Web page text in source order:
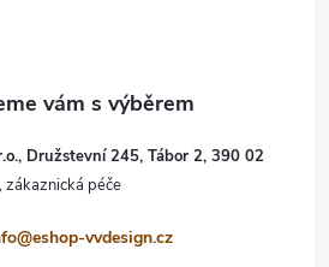
Družstevní 245, Tábor 2, 390 02
@eshop-vvdesign.cz